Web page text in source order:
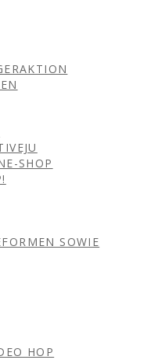
SHOP
SOWIE
HOP